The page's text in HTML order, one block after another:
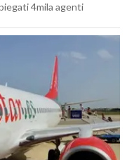
4mila agenti